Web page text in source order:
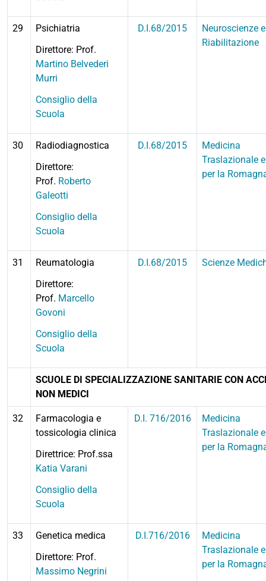
29
Psichiatria
Direttore: Prof.
Martino Belvederi
Murri
Consiglio della
Scuola
D.I.68/2015
Neuroscienze e
Riabilitazione
30
Radiodiagnostica
Direttore:
Prof. Roberto
Galeotti
Consiglio della
Scuola
D.I.68/2015
Medicina
Traslazionale e
per la
31
Reumatologia
Direttore:
Prof. Marcello
Govoni
Consiglio della
Scuola
D.I.68/2015 Scienze
SCUOLE DI SPECIALIZZAZIONE SANITARIE CON
NON MEDICI
32
Farmacologia e
tossicologia clinica
Direttrice: Prof.ssa
Katia Varani
Consiglio della
Scuola
D.I. 716/2016
Medicina
Traslazionale e
per la
33
Genetica medica
Direttore: Prof.
Massimo Negrini
D.I.716/2016
Medicina
Traslazionale e
per la